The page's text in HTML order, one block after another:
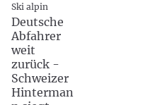
Ski alpin
Deutsche
Abfahrer
weit
zurück -
Schweizer
Hinterman